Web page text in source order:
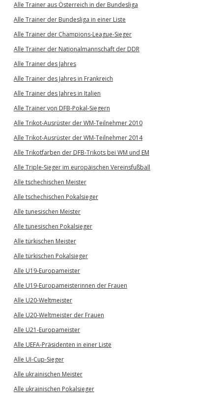
Alle Trainer aus Österreich in der Bundesliga
Alle Trainer der Bundesliga in einer Liste
Alle Trainer der Champions-League-Sieger
Alle Trainer der Nationalmannschaft der DDR
Alle Trainer des Jahres
Alle Trainer des Jahres in Frankreich
Alle Trainer des Jahres in Italien
Alle Trainer von DFB-Pokal-Siegern
Alle Trikot-Ausrüster der WM-Teilnehmer 2010
Alle Trikot-Ausrüster der WM-Teilnehmer 2014
Alle Trikotfarben der DFB-Trikots bei WM und EM
Alle Triple-Sieger im europäischen Vereinsfußball
Alle tschechischen Meister
Alle tschechischen Pokalsieger
Alle tunesischen Meister
Alle tunesischen Pokalsieger
Alle türkischen Meister
Alle türkischen Pokalsieger
Alle U19-Europameister
Alle U19-Europameisterinnen der Frauen
Alle U20-Weltmeister
Alle U20-Weltmeister der Frauen
Alle U21-Europameister
Alle UEFA-Präsidenten in einer Liste
Alle UI-Cup-Sieger
Alle ukrainischen Meister
Alle ukrainischen Pokalsieger